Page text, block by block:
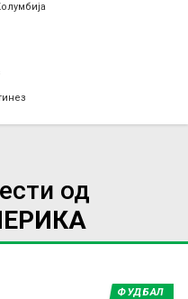
од
ФУДБАЛ